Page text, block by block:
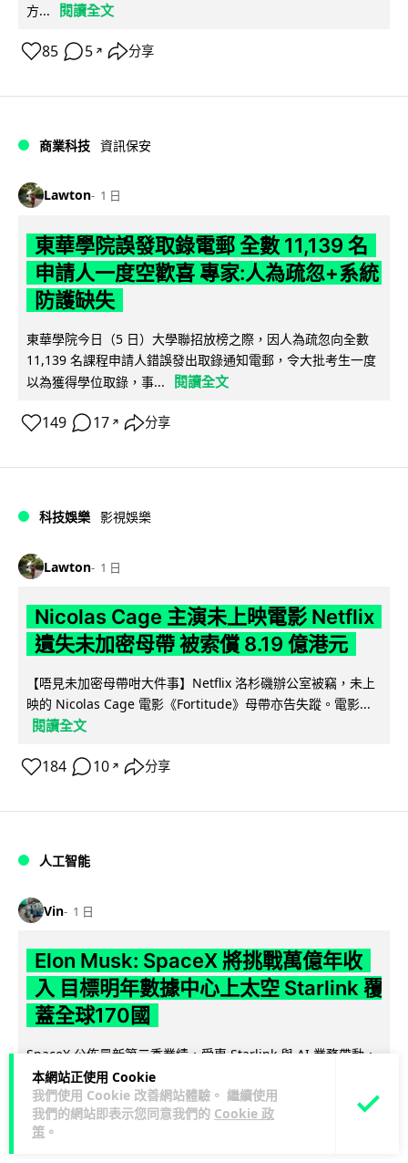
本網站正使用 Cookie
我們使用 Cookie 改善網站體驗。 繼續使用
我們的網站即表示您同意我們的 Cookie 政
策 。
方...
閱讀全文
85 5 ↗ 分享
商業科技 資訊保安
Lawton 1 日
東華學院誤發取錄電郵 全數 11,139 名
申請人一度空歡喜 專家:人為疏忽+系統
防護缺失
東華學院今日（5 日）大學聯招放榜之際，因人為疏忽向全數
11,139 名課程申請人錯誤發出取錄通知電郵，令大批考生一度
以為獲得學位取錄，事...
閱讀全文
149 17 ↗ 分享
科技娛樂 影視娛樂
Lawton 1 日
Nicolas Cage 主演未上映電影 Netflix
遺失未加密母帶 被索償 8.19 億港元
【唔見未加密母帶咁大件事】Netflix 洛杉磯辦公室被竊，未上
映的 Nicolas Cage 電影《Fortitude》母帶亦告失蹤。電影...
閱讀全文
184 10 ↗ 分享
人工智能
Vin 1 日
Elon Musk: SpaceX 將挑戰萬億年收
入 目標明年數據中心上太空 Starlink 覆
蓋全球170國
SpaceX 公佈最新第二季業績，受惠 Starlink 與 AI 業務帶動，
季度收入按年飆升 92% 至 78 億美元。行政總裁 Elon...
全文
142